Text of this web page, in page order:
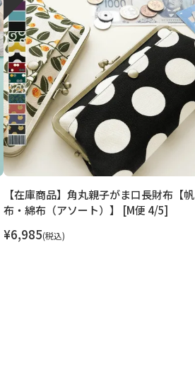
【在庫商品】角丸親子がま口長財布【帆
布・綿布（アソート）】 [M便 4/5]
¥6,985 税込